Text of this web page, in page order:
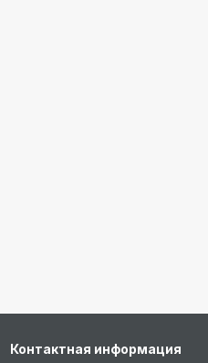
Контактная информация